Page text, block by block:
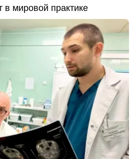
в мировой практике